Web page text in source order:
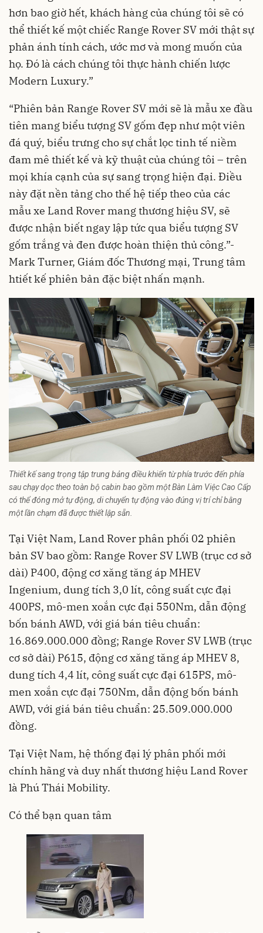
hơn bao giờ hết, khách hàng của chúng tôi sẽ có
thể thiết kế một chiếc Range Rover SV mới thật sự
phản ánh tính cách, ước mơ và mong muốn của
họ. Đó là cách chúng tôi thực hành chiến lược
Modern Luxury.”
“Phiên bản Range Rover SV mới sẽ là mẫu xe đầu
tiên mang biểu tượng SV gốm đẹp như một viên
đá quý, biểu trưng cho sự chắt lọc tinh tế niềm
đam mê thiết kế và kỹ thuật của chúng tôi – trên
mọi khía cạnh của sự sang trọng hiện đại. Điều
này đặt nền tảng cho thế hệ tiếp theo của các
mẫu xe Land Rover mang thương hiệu SV, sẽ
được nhận biết ngay lập tức qua biểu tượng SV
gốm trắng và đen được hoàn thiện thủ công.”-
Mark Turner, Giám đốc Thương mại, Trung tâm
htiết kế phiên bản đặc biệt nhấn mạnh.
Thiết kế sang trọng tập trung bảng điều khiển từ phía trước đến phía
sau chạy dọc theo toàn bộ cabin bao gồm một Bàn Làm Việc Cao Cấp
có thể đóng mở tự động, di chuyển tự động vào đúng vị trí chỉ bằng
một lần chạm đã được thiết lập sẵn.
Tại Việt Nam, Land Rover phân phối 02 phiên
bản SV bao gồm: Range Rover SV LWB (trục cơ sở
dài) P400, động cơ xăng tăng áp MHEV
Ingenium, dung tích 3,0 lít, công suất cực đại
400PS, mô-men xoắn cực đại 550Nm, dẫn động
bốn bánh AWD, với giá bán tiêu chuẩn:
16.869.000.000 đồng; Range Rover SV LWB (trục
cơ sở dài) P615, động cơ xăng tăng áp MHEV 8,
dung tích 4,4 lít, công suất cực đại 615PS, mô-
men xoắn cực đại 750Nm, dẫn động bốn bánh
AWD, với giá bán tiêu chuẩn: 25.509.000.000
đồng.
Tại Việt Nam, hệ thống đại lý phân phối mới
chính hãng và duy nhất thương hiệu Land Rover
là Phú Thái Mobility.
Có thể bạn quan tâm